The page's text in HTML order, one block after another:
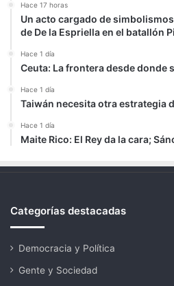
Hace 17 horas
Un acto cargado de
de De la Espriella en el batallón
Hace 1 día
Ceuta: La frontera desde donde
Hace 1 día
Taiwán necesita otra estrategia
Hace 1 día
Maite Rico: El Rey da la cara;
Categorías destacadas
Democracia y Política
Gente y Sociedad